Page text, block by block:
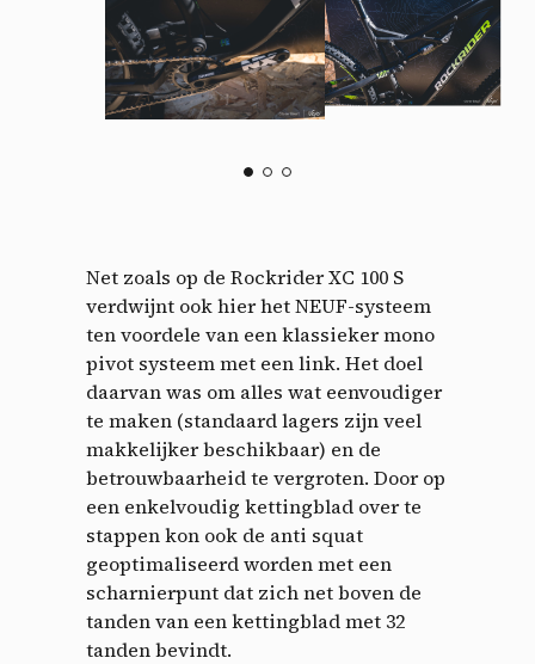
Net zoals op de Rockrider XC 100 S
verdwijnt ook hier het NEUF-systeem
ten voordele van een klassieker mono
pivot systeem met een link. Het doel
daarvan was om alles wat eenvoudiger
te maken (standaard lagers zijn veel
makkelijker beschikbaar) en de
betrouwbaarheid te vergroten. Door op
een enkelvoudig kettingblad over te
stappen kon ook de anti squat
geoptimaliseerd worden met een
scharnierpunt dat zich net boven de
tanden van een kettingblad met 32
tanden bevindt.